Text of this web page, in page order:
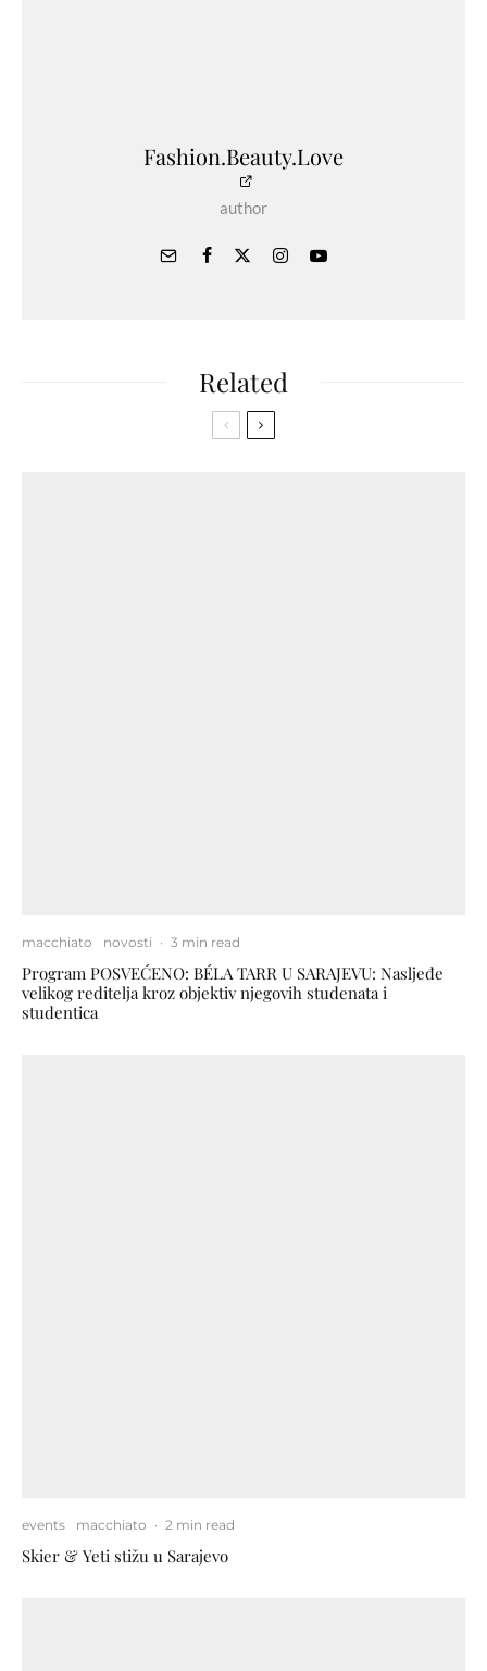
Fashion.Beauty.Love
author
Related
macchiato novosti · 3 min read
Program POSVEĆENO: BÉLA TARR U SARAJEVU: Nasljeđe
velikog reditelja kroz objektiv njegovih studenata i
studentica
events macchiato · 2 min read
Skier & Yeti stižu u Sarajevo